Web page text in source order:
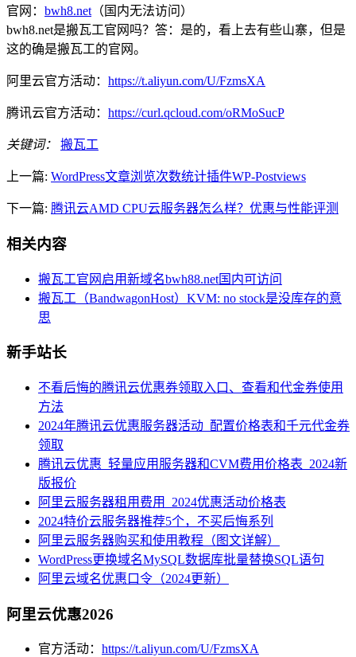
官网： bwh8.net （国内无法访问）
bwh8.net是搬瓦工官网吗？答：是的，看上去有些山寨，但是
这的确是搬瓦工的官网。
阿里云官方活动： https://t.aliyun.com/U/FzmsXA
腾讯云官方活动： https://curl.qcloud.com/oRMoSucP
关键词： 搬瓦工
上一篇: WordPress文章浏览次数统计插件WP-Postviews
下一篇: 腾讯云AMD CPU云服务器怎么样？优惠与性能评测
相关内容
搬瓦工官网启用新域名bwh88.net国内可访问
搬瓦工（BandwagonHost）KVM: no stock是没库存的意
思
新手站长
不看后悔的腾讯云优惠券领取入口、查看和代金券使用
方法
2024年腾讯云优惠服务器活动_配置价格表和千元代金券
领取
腾讯云优惠_轻量应用服务器和CVM费用价格表_2024新
版报价
阿里云服务器租用费用_2024优惠活动价格表
2024特价云服务器推荐5个，不买后悔系列
阿里云服务器购买和使用教程（图文详解）
WordPress更换域名MySQL数据库批量替换SQL语句
阿里云域名优惠口令（2024更新）
阿里云优惠2026
官方活动： https://t.aliyun.com/U/FzmsXA